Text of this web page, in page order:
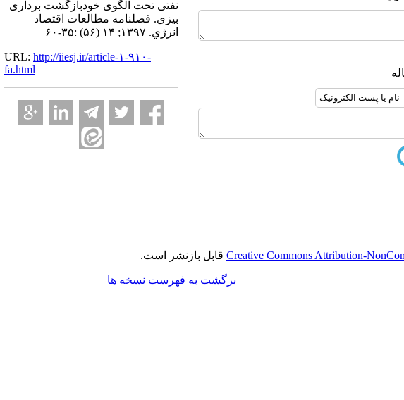
نفتی تحت الگوی خودبازگشت برداری
بیزی. فصلنامه مطالعات اقتصاد
انرژي. ۱۳۹۷; ۱۴ (۵۶) :۳۵-۶۰
URL: http://iiesj.ir/article-۱-۹۱۰-
fa.html
Creative Commons Attribution- قابل بازنشر است.
برگشت به فهرست نسخه ها